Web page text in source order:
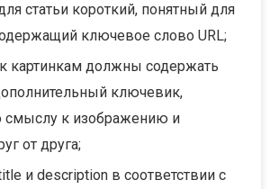
статьи короткий, понятный для
ключевое слово URL;
картинкам должны содержать
ключевик,
смыслу к изображению и
от друга;
и description в соответствии с